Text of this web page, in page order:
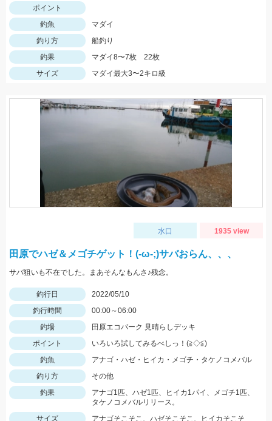
ポイント
釣魚
マダイ
釣り方
船釣り
釣果
マダイ8〜7枚 22枚
サイズ
マダイ最大3〜2キロ級
水口 1935 view
田原でハゼ＆メゴチゲット！(-ω-;)サバおらん、、、
サバ狙いも不在でした。まあそんなもんさ♪残念。
釣行日
2022/05/10
釣行時間
00:00～06:00
釣場
田原エコパーク 見晴らしデッキ
ポイント
いろいろ試してみるべしっ！(≧◇≦)
釣魚
アナゴ・ハゼ・ヒイカ・メゴチ・タケノコメバル
釣り方
その他
釣果
アナゴ1匹、ハゼ1匹、ヒイカ1パイ、メゴチ1匹、
タケノコメバルリリース。
サイズ
アナゴそこそこ、ハゼそこそこ、ヒイカそこそ